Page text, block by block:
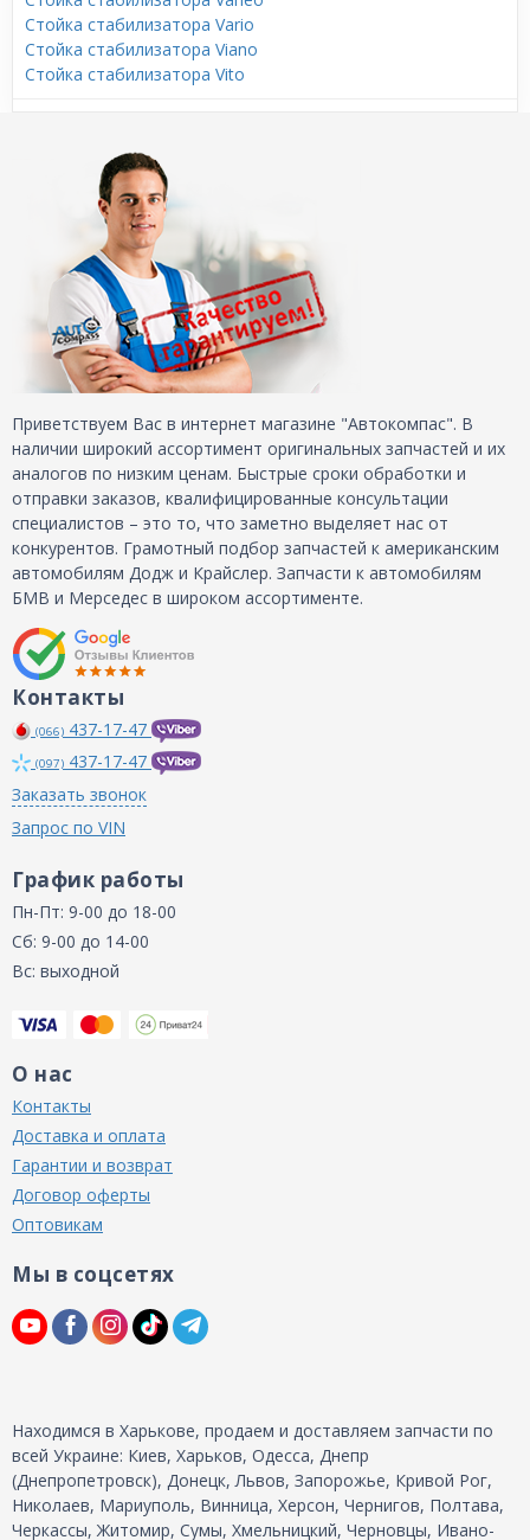
Стойка стабилизатора Vario
Стойка стабилизатора Viano
Стойка стабилизатора Vito
Приветствуем Вас в интернет магазине "Автокомпас". В
наличии широкий ассортимент оригинальных запчастей и их
аналогов по низким ценам. Быстрые сроки обработки и
отправки заказов, квалифицированные консультации
специалистов – это то, что заметно выделяет нас от
конкурентов. Грамотный подбор запчастей к американским
автомобилям Додж и Крайслер. Запчасти к автомобилям
БМВ и Мерседес в широком ассортименте.
Контакты
(066) 437-17-47
(097) 437-17-47
Заказать звонок
Запрос по VIN
График работы
Пн-Пт: 9-00 до 18-00
Сб: 9-00 до 14-00
Вс: выходной
О нас
Контакты
Доставка и оплата
Гарантии и возврат
Договор оферты
Оптовикам
Мы в соцсетях
Находимся в Харькове, продаем и доставляем запчасти по
всей Украине: Киев, Харьков, Одесса, Днепр
(Днепропетровск), Донецк, Львов, Запорожье, Кривой Рог,
Николаев, Мариуполь, Винница, Херсон, Чернигов, Полтава,
Черкассы, Житомир, Сумы, Хмельницкий, Черновцы, Ивано-